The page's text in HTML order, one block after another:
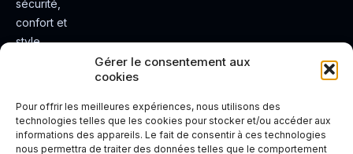
Gérer le consentement aux
cookies
Pour offrir les meilleures expériences, nous utilisons des
technologies telles que les cookies pour stocker et/ou accéder aux
informations des appareils. Le fait de consentir à ces technologies
nous permettra de traiter des données telles que le comportement
sécurité,
confort et
style.
e de
conduite